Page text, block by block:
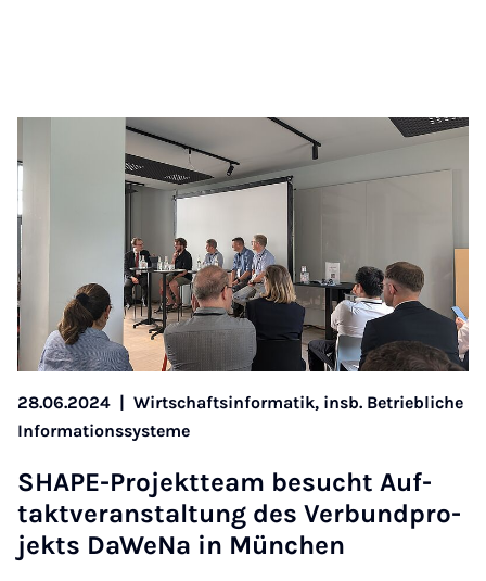
28.06.2024 | Wirtschaftsinformatik, insb. Betriebliche
Informationssysteme
SHA­PE-Pro­jekt­team be­sucht Auf­
takt­ver­an­stal­tung des Ver­bund­pro­
jekts Da­We­Na in Mün­chen